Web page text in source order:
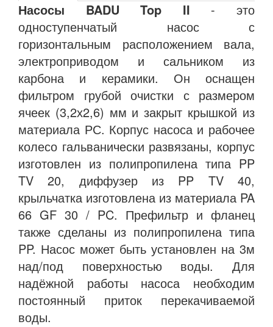
Насосы BADU Top II - это
одноступенчатый насос с
горизонтальным расположением вала,
электроприводом и сальником из
карбона и керамики. Он оснащен
фильтром грубой очистки с размером
ячеек (3,2х2,6) мм и закрыт крышкой из
материала РС. Корпус насоса и рабочее
колесо гальванически развязаны, корпус
изготовлен из полипропилена типа PP
TV 20, диффузер из PP TV 40,
крыльчатка изготовлена из материала PA
66 GF 30 / PC. Префильтр и фланец
также сделаны из полипропилена типа
PP. Насос может быть установлен на 3м
над/под поверхностью воды. Для
надёжной работы насоса необходим
постоянный приток перекачиваемой
воды.